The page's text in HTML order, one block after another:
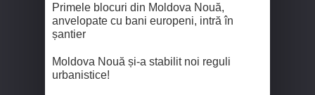
Primele blocuri din Moldova Nouă,
anvelopate cu bani europeni, intră în
șantier
Moldova Nouă și-a stabilit noi reguli
urbanistice!